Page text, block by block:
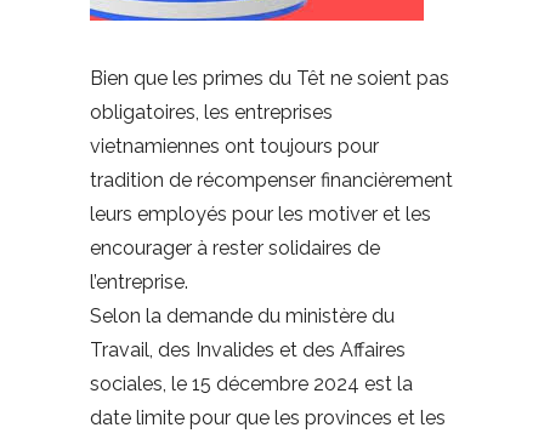
Bien que les primes du Têt ne soient pas
obligatoires, les entreprises
vietnamiennes ont toujours pour
tradition de récompenser financièrement
leurs employés pour les motiver et les
encourager à rester solidaires de
l’entreprise.
Selon la demande du ministère du
Travail, des Invalides et des Affaires
sociales, le 15 décembre 2024 est la
date limite pour que les provinces et les